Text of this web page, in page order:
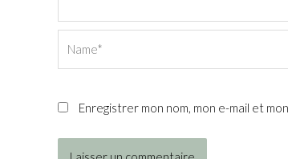
Enregistrer mon nom, mon e-mail et